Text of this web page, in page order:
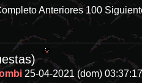
db/p-
Anteriores 100
25-04-2021 (dom) 03:37:17